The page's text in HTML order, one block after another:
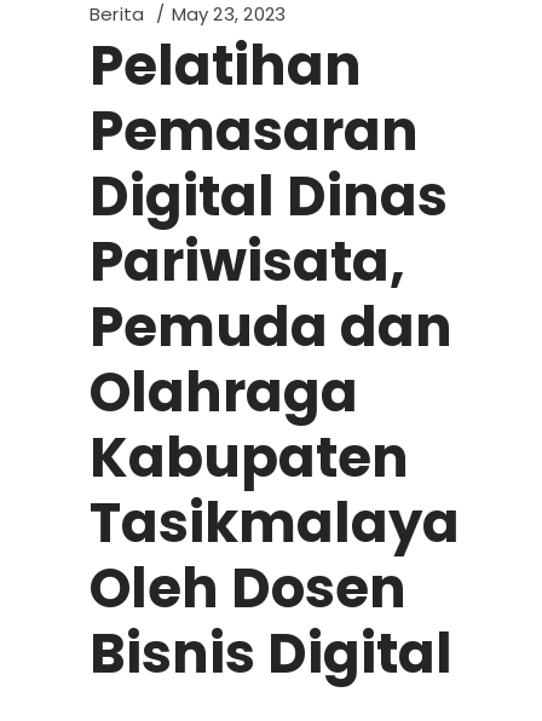
Berita May 23, 2023
Pelatihan
Pemasaran
Digital Dinas
Pariwisata,
Pemuda dan
Olahraga
Kabupaten
Tasikmalaya
Oleh Dosen
Bisnis Digital